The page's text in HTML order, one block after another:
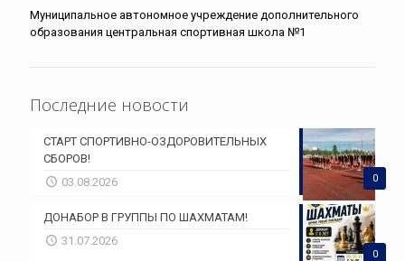
Муниципальное автономное учреждение дополнительного
образования центральная спортивная школа №1
Последние новости
0
СТАРТ СПОРТИВНО-ОЗДОРОВИТЕЛЬНЫХ
СБОРОВ!
03.08.2026
0
ДОНАБОР В ГРУППЫ ПО ШАХМАТАМ!
31.07.2026